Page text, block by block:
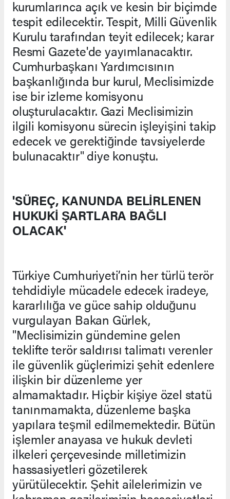
kurumlarınca açık ve kesin bir biçimde
tespit edilecektir. Tespit, Milli Güvenlik
Kurulu tarafından teyit edilecek; karar
Resmi Gazete'de yayımlanacaktır.
Cumhurbaşkanı Yardımcısının
başkanlığında bur kurul, Meclisimizde
ise bir izleme komisyonu
oluşturulacaktır. Gazi Meclisimizin
ilgili komisyonu sürecin işleyişini takip
edecek ve gerektiğinde tavsiyelerde
bulunacaktır" diye konuştu.
'SÜREÇ, KANUNDA BELİRLENEN
HUKUKİ ŞARTLARA BAĞLI
OLACAK'
Türkiye Cumhuriyeti’nin her türlü terör
tehdidiyle mücadele edecek iradeye,
kararlılığa ve güce sahip olduğunu
vurgulayan Bakan Gürlek,
"Meclisimizin gündemine gelen
teklifte terör saldırısı talimatı verenler
ile güvenlik güçlerimizi şehit edenlere
ilişkin bir düzenleme yer
almamaktadır. Hiçbir kişiye özel statü
tanınmamakta, düzenleme başka
yapılara teşmil edilmemektedir. Bütün
işlemler anayasa ve hukuk devleti
ilkeleri çerçevesinde milletimizin
hassasiyetleri gözetilerek
yürütülecektir. Şehit ailelerimizin ve